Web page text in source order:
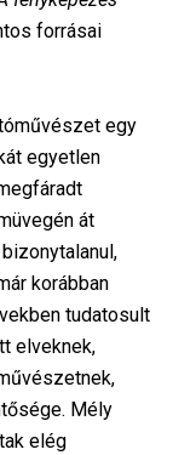
forrásai
egy
egyetlen
át
korábban
tudatosult
elveknek,
Mély
elég